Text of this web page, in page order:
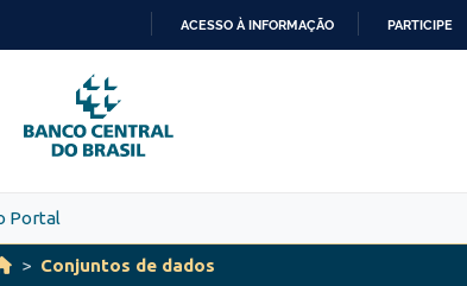
PARA
O
CONTEÚDO
ACESSO À INFORMAÇÃO PARTICIPE
Portal
Conjuntos de dados